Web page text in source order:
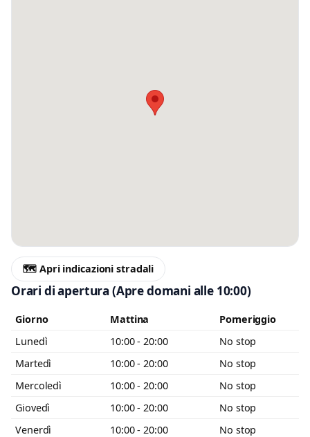
🗺️ Apri indicazioni stradali
Orari di apertura(Apre domani alle 10:00)
Giorno Mattina
Pomeriggio
Lunedì
10:00 - 20:00
No stop
Martedì
10:00 - 20:00
No stop
Mercoledì
10:00 - 20:00
No stop
Giovedì
10:00 - 20:00
No stop
Venerdì
10:00 - 20:00
No stop
Minimo 20 caratteri Invia messaggio